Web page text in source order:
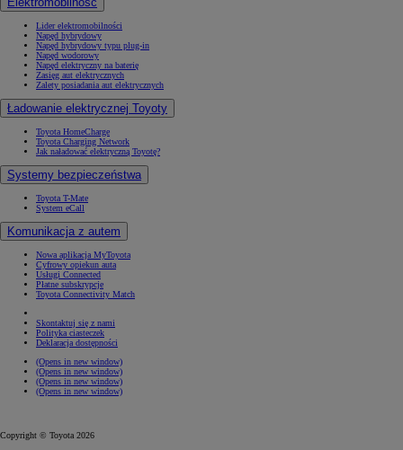
Lider elektromobilności
Napęd hybrydowy
Napęd hybrydowy typu plug-in
Napęd wodorowy
Napęd elektryczny na baterię
Zasięg aut elektrycznych
Zalety posiadania aut elektrycznych
Ładowanie elektrycznej Toyoty
Toyota HomeCharge
Toyota Charging Network
Jak naładować elektryczną Toyotę?
Systemy bezpieczeństwa
Toyota T-Mate
System eCall
Komunikacja z autem
Nowa aplikacja MyToyota
Cyfrowy opiekun auta
Usługi Connected
Płatne subskrypcje
Toyota Connectivity Match
Skontaktuj się z nami
Polityka ciasteczek
Deklaracja dostępności
(Opens in new window)
(Opens in new window)
(Opens in new window)
(Opens in new window)
Copyright © Toyota 2026